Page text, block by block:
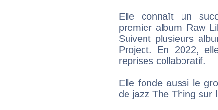
Elle connaît un
premier album Raw
Suivent plusieurs
Project. En 2022,
reprises collaboratif.
Elle fonde aussi le
de jazz The Thing sur